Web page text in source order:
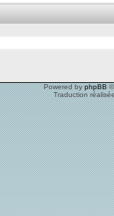
Powered byphpBB©
Traduction